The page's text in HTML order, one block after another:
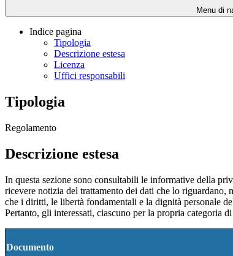
Menu di
Indice pagina
Tipologia
Descrizione estesa
Licenza
Uffici responsabili
Tipologia
Regolamento
Descrizione estesa
In questa sezione sono consultabili le informative della
ricevere notizia del trattamento dei dati che lo
che i diritti, le libertà fondamentali e la dignità personale
Pertanto, gli interessati, ciascuno per la propria categoria
Documento